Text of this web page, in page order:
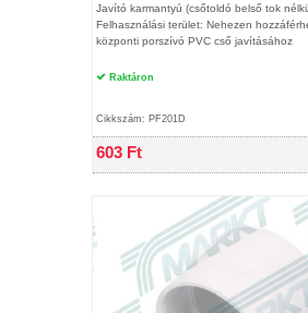
Javító karmantyú (csőtoldó belső tok
Felhasználási terület: Nehezen
központi porszívó PVC cső javításához
Raktáron
Cikkszám: PF201D
603 Ft